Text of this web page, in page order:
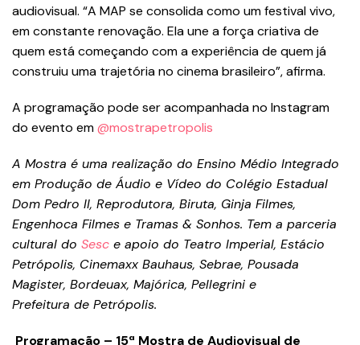
audiovisual. “A MAP se consolida como um festival vivo,
em constante renovação. Ela une a força criativa de
quem está começando com a experiência de quem já
construiu uma trajetória no cinema brasileiro”, afirma.
A programação pode ser acompanhada no Instagram
do evento em@mostrapetropolis
A Mostra é uma realização do Ensino Médio Integrado
em Produção de Áudio e Vídeo do Colégio Estadual
Dom Pedro II, Reprodutora, Biruta, Ginja Filmes,
Engenhoca Filmes e Tramas & Sonhos. Tem a parceria
cultural do Sesc e apoio do Teatro Imperial, Estácio
Petrópolis, Cinemaxx Bauhaus, Sebrae, Pousada
Magister, Bordeuax, Majórica, Pellegrini e
Prefeitura de Petrópolis.
Programação – 15ª Mostra de Audiovisual de